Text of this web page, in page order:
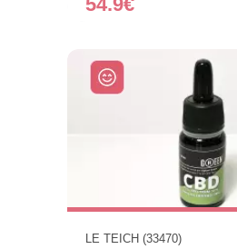
LE TEICH (33470)